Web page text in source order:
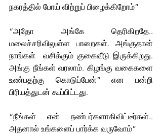
நகரத்தில் போய் விற்றுப் பிழைக்கிறோம்”
“அதோ அங்கே தெரிகிறதே..
மலைச்சரிவிலுள்ள பாறைகள். அங்குதான்
நாங்கள்  வசிக்கும் குகைவீடு இருக்கிறது.
அங்கு நீங்கள் வரலாம். கிழங்கு வகைகளை
உண்பதற்கு கொடுப்பேன்” என பன்றி
பிரியத்துடன் கூப்பிட்டது.
“நீங்கள் என் நண்பர்களாகிவிட்டீர்கள்..
அதனால் உங்களைப் பார்க்க வருவோம்”